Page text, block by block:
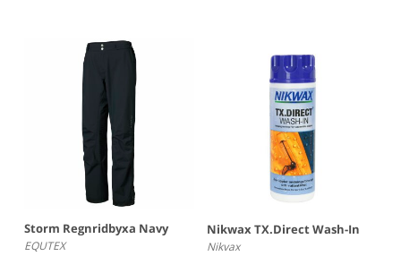
Storm Regnridbyxa Navy
EQUTEX
Nikwax TX.Direct Wash-In
Nikvax